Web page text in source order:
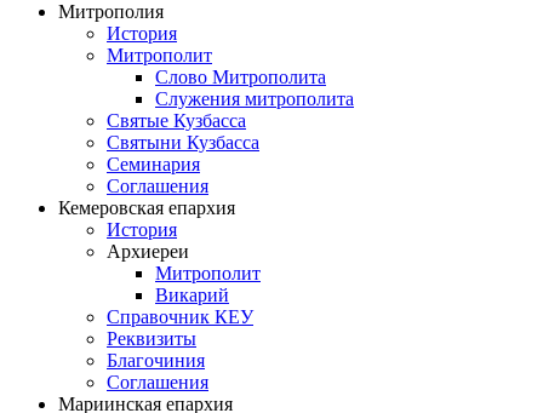
Митрополия
История
Митрополит
Слово Митрополита
Служения митрополита
Святые Кузбасса
Святыни Кузбасса
Семинария
Соглашения
Кемеровская епархия
История
Архиереи
Митрополит
Викарий
Справочник КЕУ
Реквизиты
Благочиния
Соглашения
Мариинская епархия